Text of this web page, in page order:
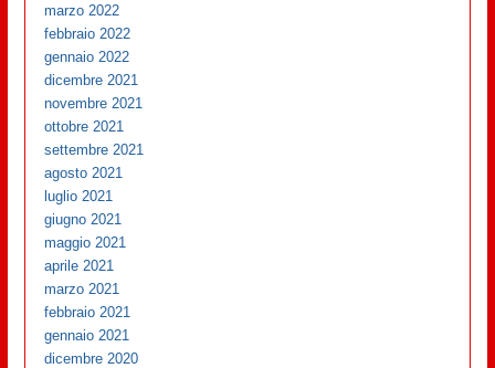
marzo 2022
febbraio 2022
gennaio 2022
dicembre 2021
novembre 2021
ottobre 2021
settembre 2021
agosto 2021
luglio 2021
giugno 2021
maggio 2021
aprile 2021
marzo 2021
febbraio 2021
gennaio 2021
dicembre 2020